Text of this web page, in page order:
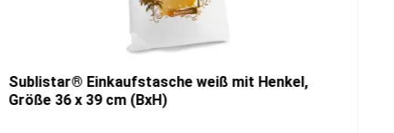
Sublistar® Einkaufstasche weiß mit Henkel,
Größe 36 x 39 cm (BxH)